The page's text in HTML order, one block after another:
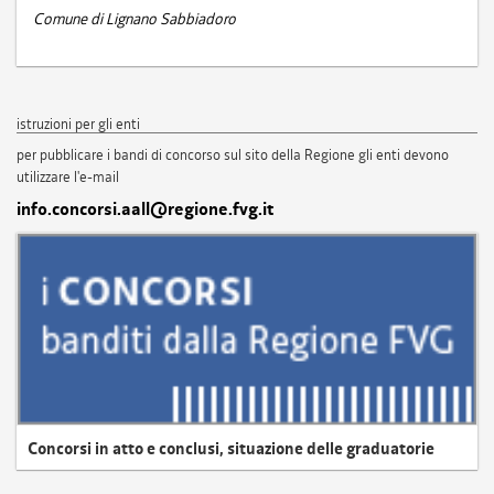
Comune di Lignano Sabbiadoro
istruzioni per gli enti
per pubblicare i bandi di concorso sul sito della Regione gli enti devono
utilizzare l'e-mail
info.concorsi.aall@regione.fvg.it
Concorsi in atto e conclusi, situazione delle graduatorie